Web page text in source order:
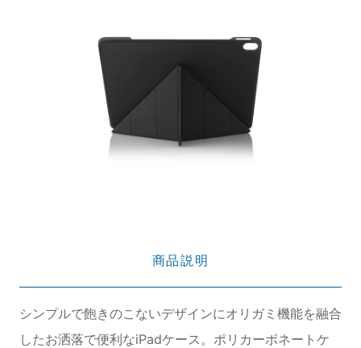
商品説明
シンプルで飽きのこないデザインにオリガミ機能を融合
したお洒落で便利なiPadケース。ポリカーボネートケ